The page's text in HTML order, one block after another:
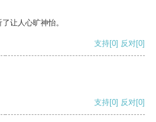
让人心旷神怡。
支持[0] 反对[0]
支持[0] 反对[0]